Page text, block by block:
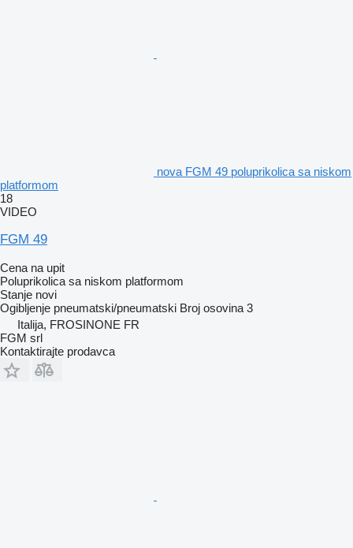
nova FGM 49 poluprikolica sa niskom
platformom
18
VIDEO
FGM 49
Cena na upit
Poluprikolica sa niskom platformom
Stanje novi
Ogibljenje pneumatski/pneumatski Broj osovina 3
Italija, FROSINONE FR
FGM srl
Kontaktirajte prodavca